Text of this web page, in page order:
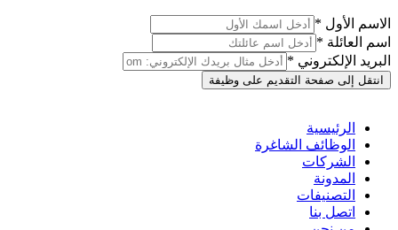
الاسم الأول *
اسم العائلة *
البريد الإلكتروني *
انتقل إلى صفحة التقديم على وظيفة
الرئيسية
الوظائف الشاغرة
الشركات
المدونة
التصنيفات
اتصل بنا